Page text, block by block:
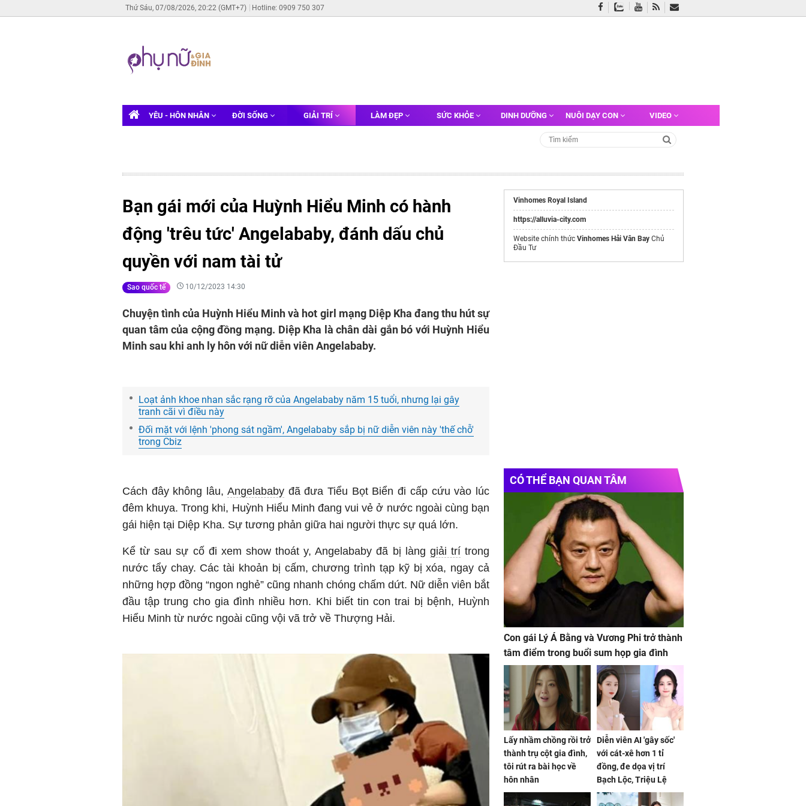
Thứ Sáu, 07/08/2026, 20:22 (GMT+7) Hotline: 0909 750 307
YÊU - HÔN NHÂN ĐỜI SỐNG GIẢI TRÍ LÀM ĐẸP SỨC KHỎE DINH DƯỠNG NUÔI DẠY CON VIDEO
Bạn gái mới của Huỳnh Hiểu Minh có hành
động 'trêu tức' Angelababy, đánh dấu chủ
quyền với nam tài tử
Sao quốc tế 10/12/2023 14:30
Chuyện tình của Huỳnh Hiểu Minh và hot girl mạng Diệp Kha đang thu hút sự
quan tâm của cộng đồng mạng. Diệp Kha là chân dài gắn bó với Huỳnh Hiểu
Minh sau khi anh ly hôn với nữ diễn viên Angelababy.
Loạt ảnh khoe nhan sắc rạng rỡ của Angelababy năm 15 tuổi, nhưng lại gây
tranh cãi vì điều này
Đối mặt với lệnh 'phong sát ngầm', Angelababy sắp bị nữ diễn viên này 'thế chỗ'
trong Cbiz
Cách đây không lâu, Angelababyđã đưa Tiểu Bọt Biển đi cấp cứu vào lúc
đêm khuya. Trong khi, Huỳnh Hiểu Minh đang vui vẻ ở nước ngoài cùng bạn
gái hiện tại Diệp Kha. Sự tương phản giữa hai người thực sự quá lớn.
Kể từ sau sự cố đi xem show thoát y, Angelababy đã bị làng giải trítrong
nước tẩy chay. Các tài khoản bị cấm, chương trình tạp kỹ bị xóa, ngay cả
những hợp đồng “ngon nghẻ” cũng nhanh chóng chấm dứt. Nữ diễn viên bắt
đầu tập trung cho gia đình nhiều hơn. Khi biết tin con trai bị bệnh, Huỳnh
Hiểu Minh từ nước ngoài cũng vội vã trở về Thượng Hải.
Vinhomes Royal Island
https://alluvia-city.com
Website chính thức Vinhomes Hải Vân Bay Chủ
Đầu Tư
CÓ THỂ BẠN QUAN TÂM
Con gái Lý Á Bằng và Vương Phi trở thành
tâm điểm trong buổi sum họp gia đình
Lấy nhầm chồng rồi trở
thành trụ cột gia đình,
tôi rút ra bài học về
hôn nhân
Diễn viên AI 'gây sốc'
với cát-xê hơn 1 tỉ
đồng, đe dọa vị trí
Bạch Lộc, Triệu Lệ
Dĩnh